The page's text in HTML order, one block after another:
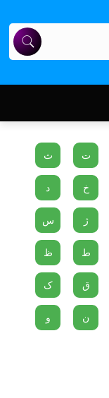
ت ث
خ د
ژ س
ط ظ
ق ک
ن و